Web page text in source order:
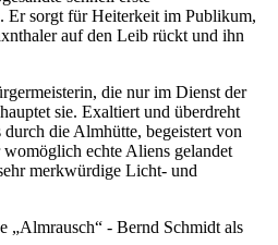
Er sorgt für Heiterkeit im Publikum,
auf den Leib rückt und ihn
die nur im Dienst der
sie. Exaltiert und überdreht
die Almhütte, begeistert von
echte Aliens gelandet
merkwürdige Licht- und